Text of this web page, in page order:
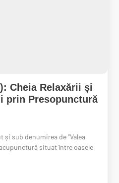
Cheia Relaxării și
prin Presopunctură
și sub denumirea de “Valea
situat între oasele